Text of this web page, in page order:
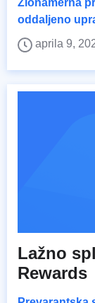
Zlonamerna
oddaljeno
aprila 9,
Lažno
Rewards